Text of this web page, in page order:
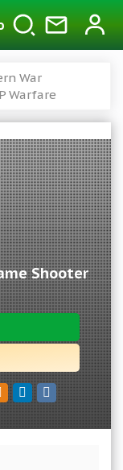
War
Warfare
Shooter